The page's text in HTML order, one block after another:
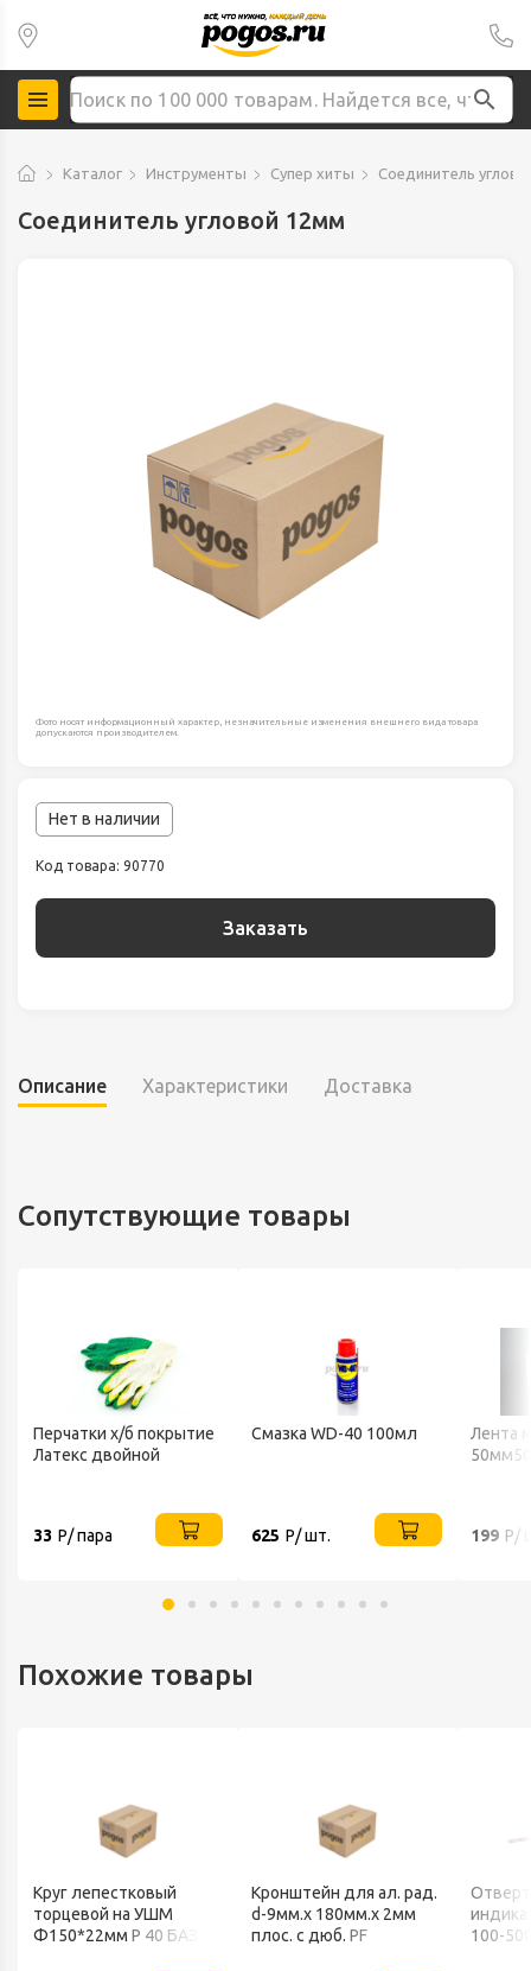
Каталог Инструменты Супер хиты Соединитель
Соединитель угловой 12мм
Фото носят информационный характер, незначительные изменения внешнего вида товара
допускаются производителем.
Нет в наличии
Код товара: 90770
Заказать
Описание Характеристики Доставка
Сопутствующие товары
Перчатки х/б покрытие
Латекс двойной
33 Р/ пара
Смазка WD-40 100мл
625 Р/ шт.
Лента
199 Р/
Похожие товары
Круг лепестковый
торцевой на УШМ
Ф150*22мм Р 40 БАЗ
Кронштейн для ал. рад.
d-9мм.х 180мм.х 2мм
плос. с дюб. PF
100-